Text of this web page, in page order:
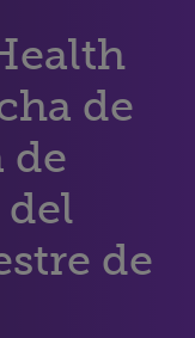
l
e
c
c
i
o
n
a
o
de
de
de